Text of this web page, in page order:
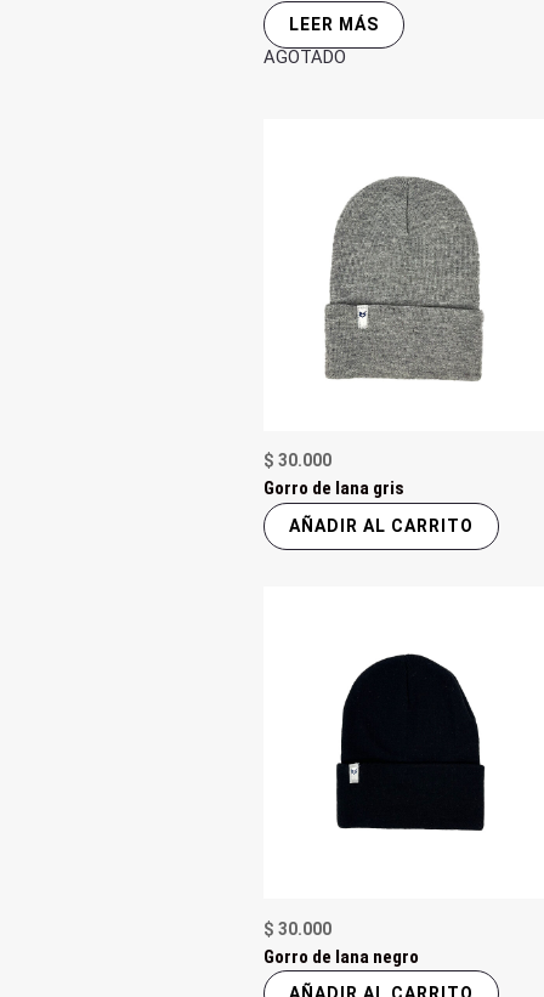
LEER MÁS
AGOTADO
$ 30.000
Gorro de lana gris
AÑADIR AL CARRITO
$ 30.000
Gorro de lana negro